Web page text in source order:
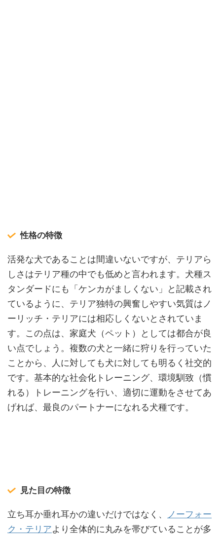
性格の特徴
活発な犬であることは間違いないですが、テリアら
しさはテリア種の中でも低めと言われます。犬種ス
タンダードにも「ケンカがましくない」と記載され
ているように、テリア独特の興奮しやすい気質はノ
ーリッチ・テリアには相応しくないとされていま
す。この点は、家庭犬（ペット）としては都合が良
い点でしょう。複数の犬と一緒に狩りを行っていた
ことから、人に対しても犬に対しても明るく社交的
です。基本的な社会化トレーニング、環境馴致（慣
れる）トレーニングを行い、適切に運動をさせてあ
げれば、最良のパートナーになれる犬種です。
見た目の特徴
立ち耳か垂れ耳かの違いだけではなく、
ノーフォー
ク・テリアより全体的に丸みを帯びていることが多